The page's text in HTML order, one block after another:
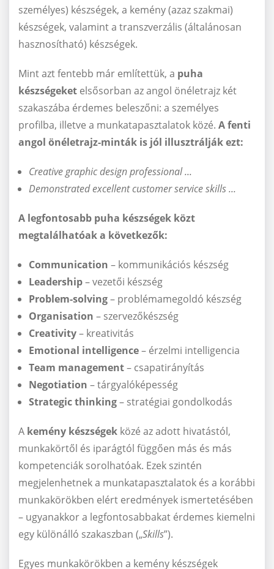
személyes) készségek, a kemény (azaz szakmai)
készségek, valamint a transzverzális (általánosan
hasznosítható) készségek.
Mint azt fentebb már említettük, a puha
készségeket elsősorban az angol önéletrajz két
szakaszába érdemes beleszőni: a személyes
profilba, illetve a munkatapasztalatok közé. A fenti
angol önéletrajz-minták is jól illusztrálják ezt:
Creative graphic design professional ...
Demonstrated excellent customer service skills ...
A legfontosabb puha készségek közt
megtalálhatóak a következők:
Communication – kommunikációs készség
Leadership– vezetői készség
Problem-solving– problémamegoldó készség
Organisation – szervezőkészség
Creativity– kreativitás
Emotional intelligence– érzelmi intelligencia
Team management– csapatirányítás
Negotiation – tárgyalóképesség
Strategic thinking– stratégiai gondolkodás
A kemény készségek közé az adott hivatástól,
munkakörtől és iparágtól függően más és más
kompetenciák sorolhatóak. Ezek szintén
megjelenhetnek a munkatapasztalatok és a korábbi
munkakörökben elért eredmények ismertetésében
– ugyanakkor a legfontosabbakat érdemes kiemelni
egy különálló szakaszban („Skills”).
Egyes munkakörökben a kemény készségek